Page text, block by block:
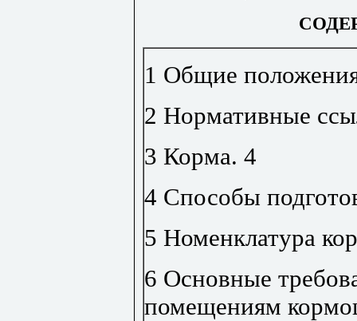
1 Общие
2 Нормативные
3 Корма. 4
4 Способы
5 Номенклатура
6 Основные
помещениям